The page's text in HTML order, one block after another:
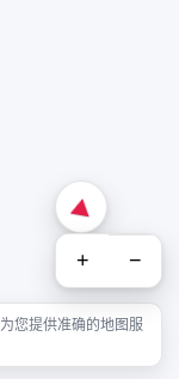
+ −
您提供准确的地图服